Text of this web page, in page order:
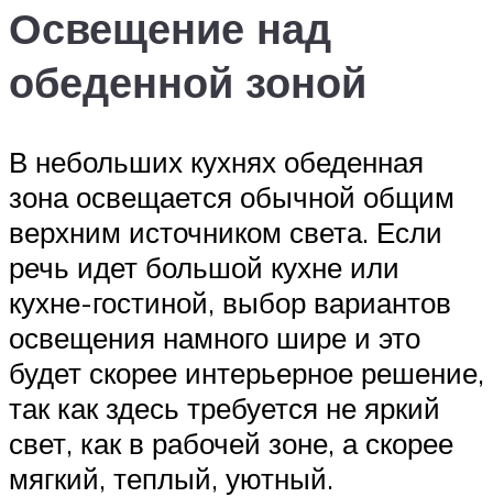
Освещение над
обеденной зоной
В небольших кухнях обеденная
зона освещается обычной общим
верхним источником света. Если
речь идет большой кухне или
кухне-гостиной, выбор вариантов
освещения намного шире и это
будет скорее интерьерное решение,
так как здесь требуется не яркий
свет, как в рабочей зоне, а скорее
мягкий, теплый, уютный.